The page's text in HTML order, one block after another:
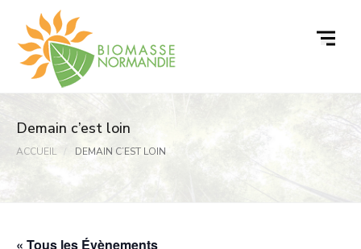
contenu
Demain c’est loin
ACCUEIL DEMAIN C’EST LOIN
« Tous les Évènements